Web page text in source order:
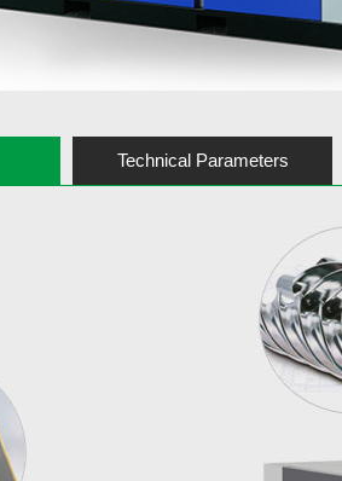
Technical Parameters